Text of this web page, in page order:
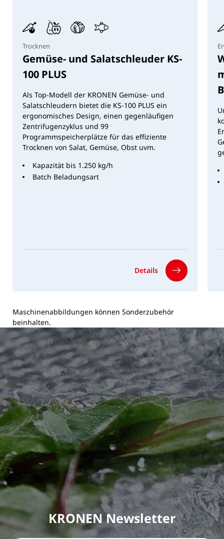
Trocknen
Gemüse- und Salatschleuder KS-
100 PLUS
Als Top-Modell der KRONEN Gemüse- und
Salatschleudern bietet die KS-100 PLUS ein
ergonomisches Design, einen gegenläufigen
Zentrifugenzyklus und 99
Programmspeicherplätze für das effiziente
Trocknen von Salat, Gemüse, Obst uvm.
Kapazität bis 1.250 kg/h
Batch Beladungsart
Details
Maschinenabbildungen können Sonderzubehör
beinhalten.
KRONEN Newsletter